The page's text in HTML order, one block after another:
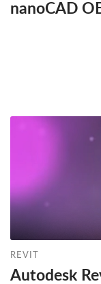
nanoCAD
REVIT
Autodesk